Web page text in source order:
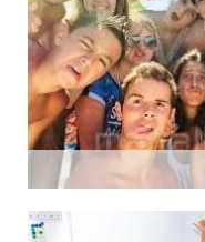
주니어 팀
패키지